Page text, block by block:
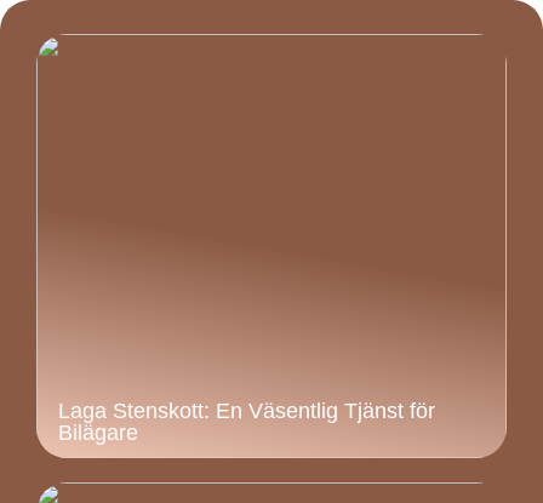
Laga Stenskott: En Väsentlig Tjänst för
Bilägare